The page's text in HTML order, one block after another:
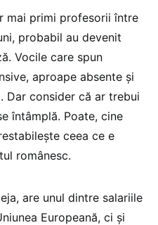
mai primi profesorii între
probabil au devenit
Vocile care spun
aproape absente și
Dar consider că ar trebui
întâmplă. Poate, cine
ceea ce e
românesc.
are unul dintre salariile
Europeană, ci și